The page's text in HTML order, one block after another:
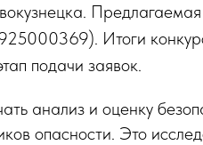
Итоги
подачи заявок.
анализ и оценку
опасности. Это